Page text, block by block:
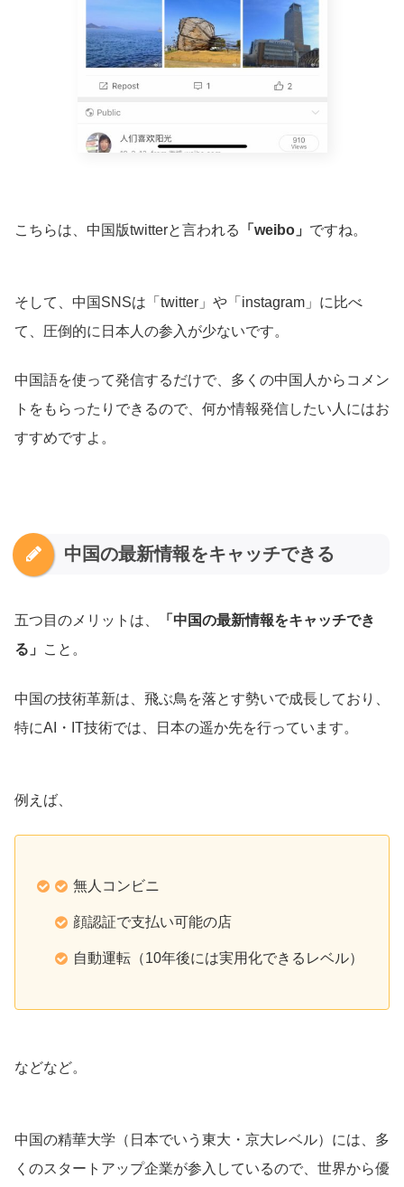
こちらは、中国版twitterと言われる 「weibo」 ですね。
そして、中国SNSは「twitter」や「instagram」に比べ
て、圧倒的に日本人の参入が少ないです。
中国語を使って発信するだけで、多くの中国人からコメン
トをもらったりできるので、何か情報発信したい人にはお
すすめですよ。
中国の最新情報をキャッチできる
五つ目のメリットは、
「中国の最新情報をキャッチでき
る」
こと。
中国の技術革新は、飛ぶ鳥を落とす勢いで成長しており、
特にAI・IT技術では、日本の遥か先を行っています。
例えば、
無人コンビニ
顔認証で支払い可能の店
自動運転（10年後には実用化できるレベル）
などなど。
中国の精華大学（日本でいう東大・京大レベル）には、多
くのスタートアップ企業が参入しているので、世界から優